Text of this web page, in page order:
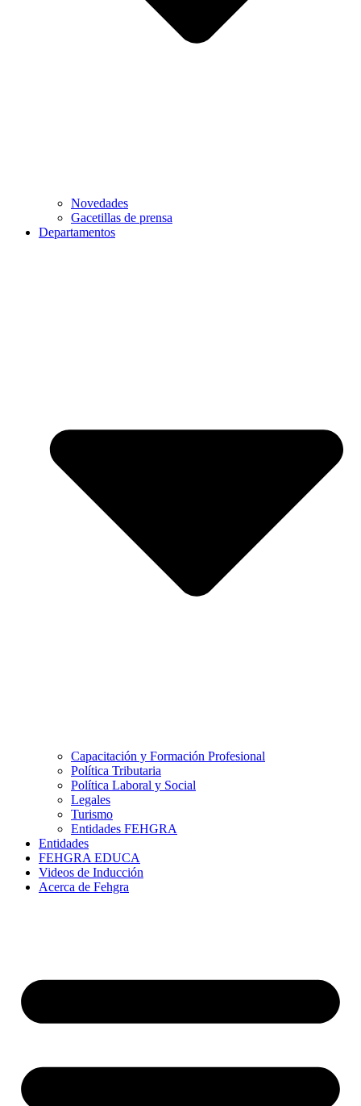
Novedades
Gacetillas de prensa
Departamentos
Capacitación y Formación Profesional
Política Tributaria
Política Laboral y Social
Legales
Turismo
Entidades FEHGRA
Entidades
FEHGRA EDUCA
Videos de Inducción
Acerca de Fehgra